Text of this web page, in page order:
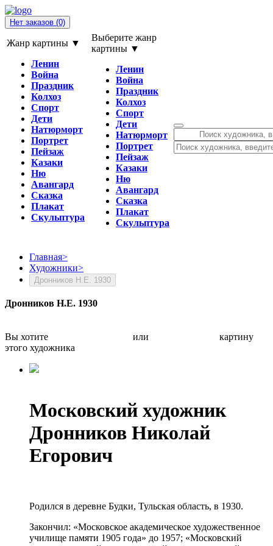
Нет заказов (0)
Жанр картины ▼
Ленин
Война
Праздник
Колхоз
Спорт
Дети
Натюрморт
Портрет
Пейзаж
Казаки
Ню
Авангард
Сказка
Плакат
Скульптура
Выберите жанр
картины ▼
Ленин
Война
Праздник
Колхоз
Спорт
Дети
Натюрморт
Портрет
Пейзаж
Казаки
Ню
Авангард
Сказка
Плакат
Скульптура
Главная>
Художники>
Дронников Н.Е. 1930
Дронников Н.Е. 1930
Вы хотите или
картину
этого художника
Московский художник
Дронников Николай
Егорович
Родился в деревне Будки, Тульская область, в 1930.
Закончил: «Московское академическое художественное
училище памяти 1905 года» до 1957; «Московский